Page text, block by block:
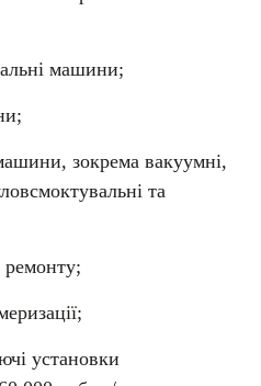
машини;
зокрема вакуумні,
та
ремонту;
установки